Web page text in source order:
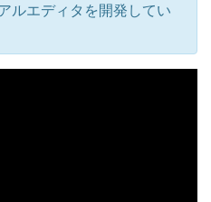
ルエディタを開発してい